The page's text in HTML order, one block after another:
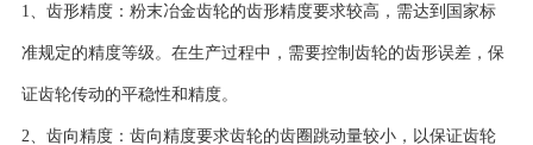
1、齿形精度：粉末冶金齿轮的齿形精度要求较高，需达到国家标
准规定的精度等级。在生产过程中，需要控制齿轮的齿形误差，保
证齿轮传动的平稳性和精度。
2、齿向精度：齿向精度要求齿轮的齿圈跳动量较小，以保证齿轮